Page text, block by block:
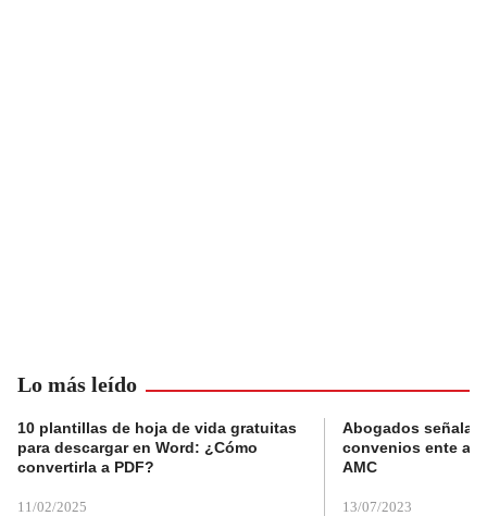
Lo más leído
10 plantillas de hoja de vida gratuitas
para descargar en Word: ¿Cómo
convertirla a PDF?
11/02/2025
Abogados
convenios ente
AMC
13/07/2023